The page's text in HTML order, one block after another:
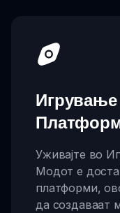
Уживајте во
Модот е
платформи,
да создаваат